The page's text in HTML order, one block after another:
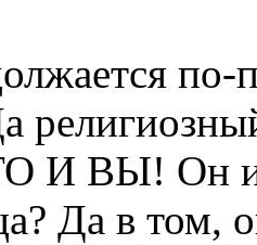
ВЫ! Он и
Да в